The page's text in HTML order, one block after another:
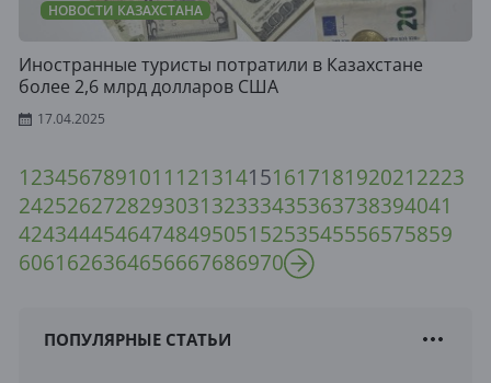
НОВОСТИ КАЗАХСТАНА
Иностранные туристы потратили в Казахстане
более 2,6 млрд долларов США
17.04.2025
1234567891011 121314151617181920212223
242526272829303132333435363738394041
424344454647484950515253545556575859
6061626364656667686970
ПОПУЛЯРНЫЕ СТАТЬИ